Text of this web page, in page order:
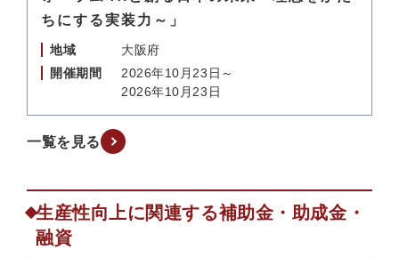
ちにする実装力～」
地域
大阪府
開催期間
2026年10月23日～
2026年10月23日
一覧を見る
生産性向上に関連する補助金・助成金・
融資